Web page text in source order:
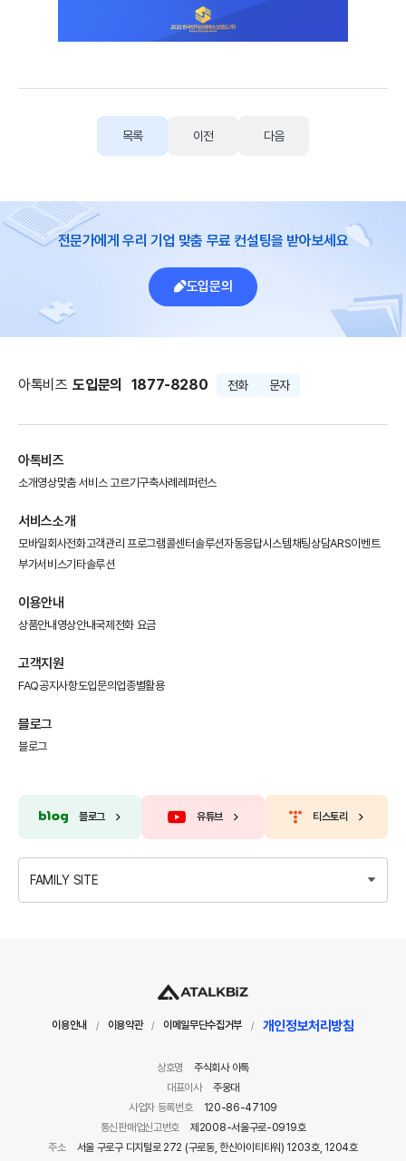
목록 이전 다음
전문가에게 우리 기업 맞춤 무료 컨설팅을 받아보세요
도입문의
아톡비즈 도입문의 1877-8280 전화 문자
아톡비즈
소개영상맞춤 서비스 고르기구축사례레퍼런스
서비스소개
모바일회사전화고객관리 프로그램콜센터솔루션자동응답시스템채팅상담ARS이벤트
부가서비스기타솔루션
이용안내
상품안내영상안내국제전화 요금
고객지원
FAQ공지사항도입문의업종별활용
블로그
블로그
블로그 유튜브 티스토리
FAMILY SITE
이용안내 / 이용약관 / 이메일무단수집거부 / 개인정보처리방침
상호명
주식회사 아톡
대표이사
주웅대
사업자 등록번호
120-86-47109
통신판매업신고번호
제2008-서울구로-0919호
주소
서울 구로구 디지털로 272 (구로동, 한신아이티타워) 1203호, 1204호